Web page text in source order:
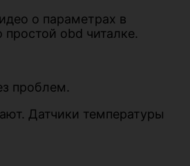
о параметрах в
obd читалке.
проблем.
Датчики температуры